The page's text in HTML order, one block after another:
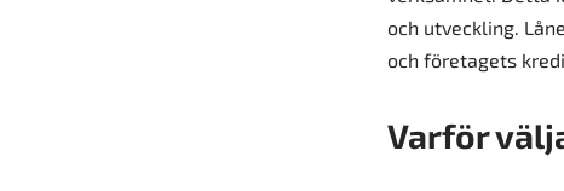
och utveckling.
och företagets
Varför